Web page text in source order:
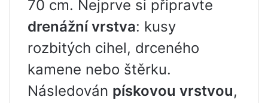
70 cm. Nejprve si připravte
drenážní vrstva: kusy
rozbitých cihel, drceného
kamene nebo štěrku.
Následován pískovou vrstvou,